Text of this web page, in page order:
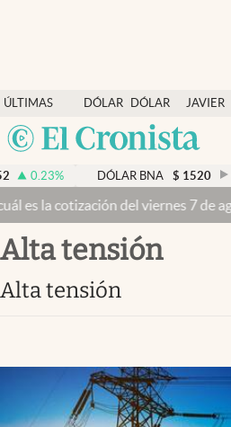
ÚLTIMAS
NOTICIAS
DÓLAR
DÓLAR
BLUE
JAVIER
Dólar
Members
Economía y Política
Finanzas y Mercados
Mercados Online
Apertura
Infotechnology
0.23% DÓLAR BNA $ 1520
cotización del viernes 7 de agosto
alta tensión
alta tensión